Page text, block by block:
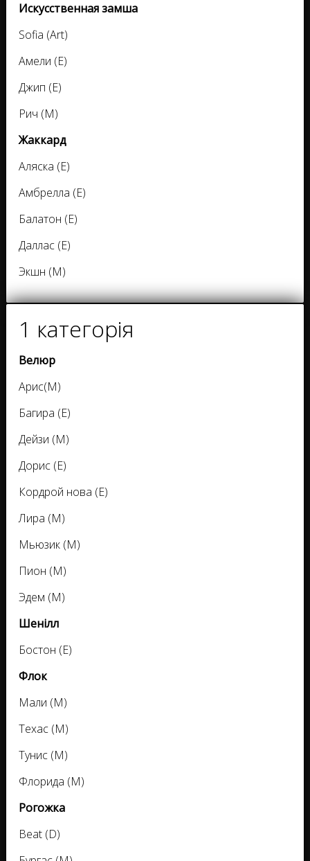
Искусственная замша
Sofia (Аrt)
Амели (Е)
Джип (Е)
Рич (М)
Жаккард
Аляска (Е)
Амбрелла (Е)
Балатон (Е)
Даллас (Е)
Экшн (М)
1 категорія
Велюр
Арис(М)
Багира (Е)
Дейзи (М)
Дорис (Е)
Кордрой нова (Е)
Лира (М)
Мьюзик (М)
Пион (М)
Эдем (М)
Шенілл
Бостон (Е)
Флок
Мали (М)
Техас (М)
Тунис (М)
Флорида (М)
Рогожка
Beat (D)